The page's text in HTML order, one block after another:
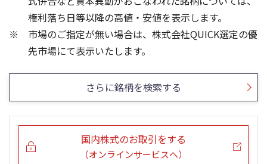
13週移動平均 26週移動平均 出来高(千)
500
0
500
1,000
5ヶ月移動平均 25ヶ月移動平均 出来高(千)
500
0
400
800
権利落ち日等以降の高値・安値を表示します。
市場のご指定が無い場合は、株式会社QUICK選定の優
先市場にて表示いたします。
さらに銘柄を検索する
国内株式のお取引をする
（オンラインサービスへ）